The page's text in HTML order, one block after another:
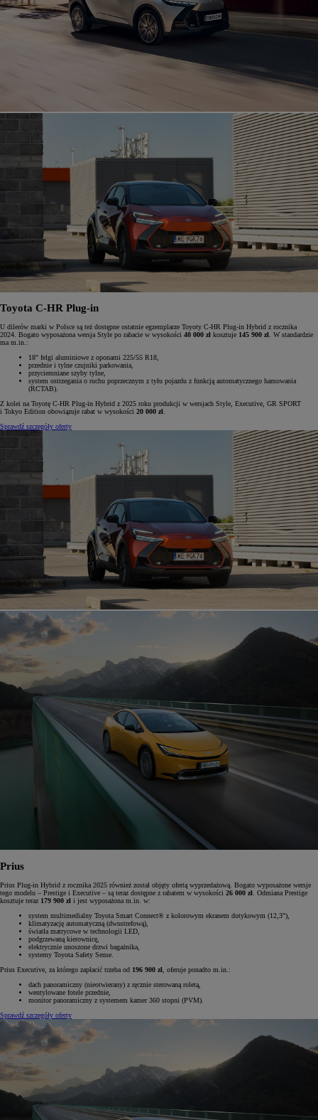
Toyota C-HR Plug-in
U dilerów marki w Polsce są też dostępne ostatnie egzemplarze Toyoty C-HR Plug-in Hybrid z rocznika
2024. Bogato wyposażona wersja Style po rabacie w wysokości 40 000 zł kosztuje 145 900 zł. W standardzie
ma m.in.:
18" felgi aluminiowe z oponami 225/55 R18,
przednie i tylne czujniki parkowania,
przyciemniane szyby tylne,
system ostrzegania o ruchu poprzecznym z tyłu pojazdu z funkcją automatycznego hamowania
(RCTAB).
Z kolei na Toyotę C-HR Plug-in Hybrid z 2025 roku produkcji w wersjach Style, Executive, GR SPORT
i Tokyo Edition obowiązuje rabat w wysokości 20 000 zł.
Sprawdź szczegóły oferty
Prius
Prius Plug-in Hybrid z rocznika 2025 również został objęty ofertą wyprzedażową. Bogato wyposażone wersje
tego modelu – Prestige i Executive – są teraz dostępne z rabatem w wysokości 26 000 zł. Odmiana Prestige
kosztuje teraz 179 900 zł i jest wyposażona m.in. w:
system multimedialny Toyota Smart Connect® z kolorowym ekranem dotykowym (12,3"),
klimatyzację automatyczną (dwustrefową),
światła matrycowe w technologii LED,
podgrzewaną kierownicę,
elektrycznie unoszone drzwi bagażnika,
systemy Toyota Safety Sense.
Prius Executive, za którego zapłacić trzeba od 196 900 zł, oferuje ponadto m.in.:
dach panoramiczny (nieotwierany) z ręcznie sterowaną roletą,
wentylowane fotele przednie,
monitor panoramiczny z systemem kamer 360 stopni (PVM).
Sprawdź szczegóły oferty